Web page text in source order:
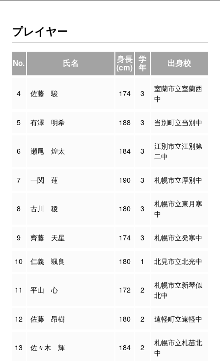
プレイヤー
No. 氏名 身長
(cm)
学
年 出身校
4 佐藤 駿 174 3
室蘭市立室蘭西
中
5 有澤 明希 188 3 当別町立当別中
6 瀬尾 煌太 184 3
江別市立江別第
二中
7 一関 蓮 190 3 札幌市立厚別中
8 古川 稜 180 3
札幌市立東月寒
中
9 齊藤 天星 174 3 札幌市立発寒中
10 仁義 颯良 180 1 北見市立北光中
11 平山 心 172 2
札幌市立新琴似
北中
12 佐藤 昂樹 180 2 遠軽町立遠軽中
13 佐々木 輝 184 2
札幌市立札苗北
中